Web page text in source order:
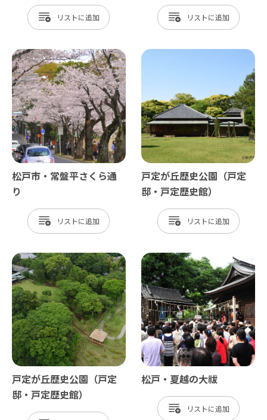
リスト リスト
松戸市・常盤平さくら通
り
リスト
戸定が丘歴史公園（戸定
邸・戸定歴史館）
リスト
戸定が丘歴史公園（戸定
邸・戸定歴史館）
松戸・夏越の大祓
リスト